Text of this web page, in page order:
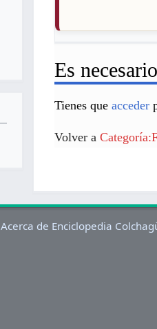
Es
Tienes queacceder
Volver a
Acerca de Enciclopedia